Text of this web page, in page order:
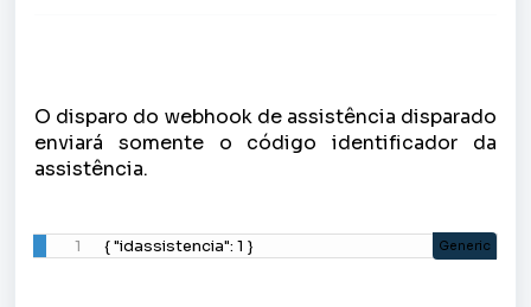
O disparo do webhook de assistência disparado
enviará somente o códigoidentificador da
assistência.
{ "idassistencia": 1 } Generic